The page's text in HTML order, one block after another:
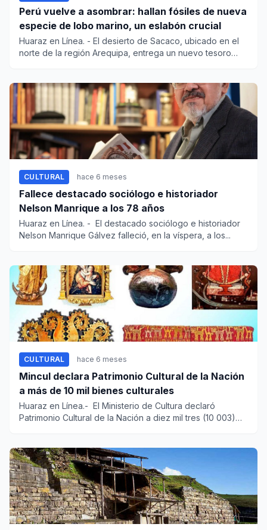
Perú vuelve a asombrar: hallan fósiles de nueva
especie de lobo marino, un eslabón crucial
Huaraz en Línea. - El desierto de Sacaco, ubicado en el
norte de la región Arequipa, entrega un nuevo tesoro
CULTURAL hace 6 meses
Fallece destacado sociólogo e historiador
Nelson Manrique a los 78 años
Huaraz en Línea. - El destacado sociólogo e historiador
Nelson Manrique Gálvez falleció, en la víspera, a los...
CULTURAL hace 6 meses
Mincul declara Patrimonio Cultural de la Nación
a más de 10 mil bienes culturales
Huaraz en Línea.- El Ministerio de Cultura declaró
Patrimonio Cultural de la Nación a diez mil tres (10 003)